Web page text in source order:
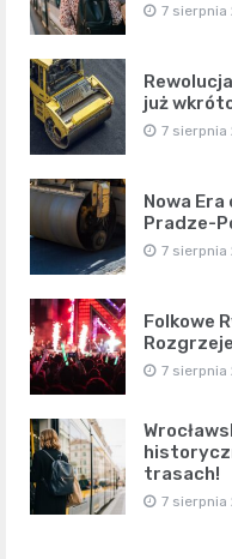
7 sierpnia
już
7 sierpnia
Nowa Era
Pradze-
7 sierpnia
Folkowe
7 sierpnia
trasach!
7 sierpnia